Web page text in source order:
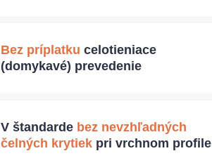
Bez príplatku celotieniace
(domykavé) prevedenie
V štandarde bez nevzhľadných
čelných krytiek pri vrchnom profile